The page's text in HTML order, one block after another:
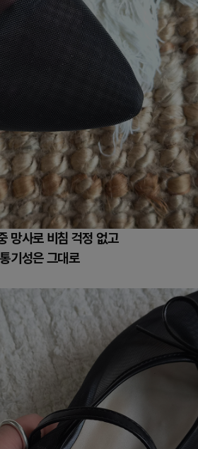
망사로 비침 걱정 없고
통기성은 그대로